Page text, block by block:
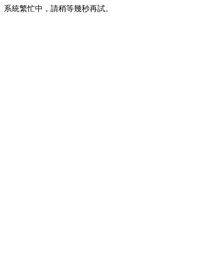
系統繁忙中，請稍等幾秒再試。